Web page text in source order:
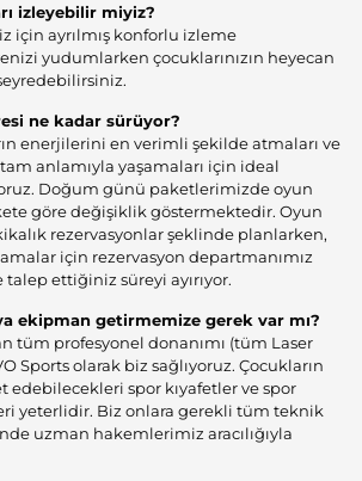
izleyebilir miyiz?
için ayrılmış konforlu izleme
yudumlarken çocuklarınızın heyecan
ne kadar sürüyor?
enerjilerini en verimli şekilde atmaları ve
anlamıyla yaşamaları için ideal
Doğum günü paketlerimizde oyun
göre değişiklik göstermektedir. Oyun
rezervasyonlar şeklinde planlarken,
için rezervasyon departmanımız
ettiğiniz süreyi ayırıyor.
ekipman getirmemize gerek var mı?
tüm profesyonel donanımı (tüm Laser
Sports olarak biz sağlıyoruz. Çocukların
edebilecekleri spor kıyafetler ve spor
yeterlidir. Biz onlara gerekli tüm teknik
uzman hakemlerimiz aracılığıyla